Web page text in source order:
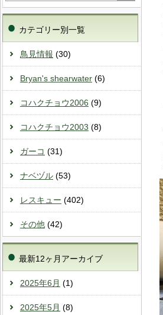
カテゴリー別一覧
鳥見情報 (30)
Bryan's shearwater (6)
コハクチョウ2006 (9)
コハクチョウ2003 (8)
ガーコ (31)
ナベヅル (53)
レスキュー (402)
その他 (42)
最新12ヶ月アーカイブ
2025年6月 (1)
2025年5月 (8)